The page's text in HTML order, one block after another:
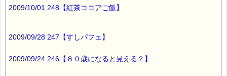
■本日のオススメ情報
━━━━━━━━━━━━━━━━━━━━☆
http*://www.pass-thyme.com/special/***********
▼レスキューレメディを 1,980円 でご提供中！！
2009/10/01 248【紅茶ココアご飯】
2009/09/28 247【すしパフェ】
2009/09/24 246【８０歳になると見える？】